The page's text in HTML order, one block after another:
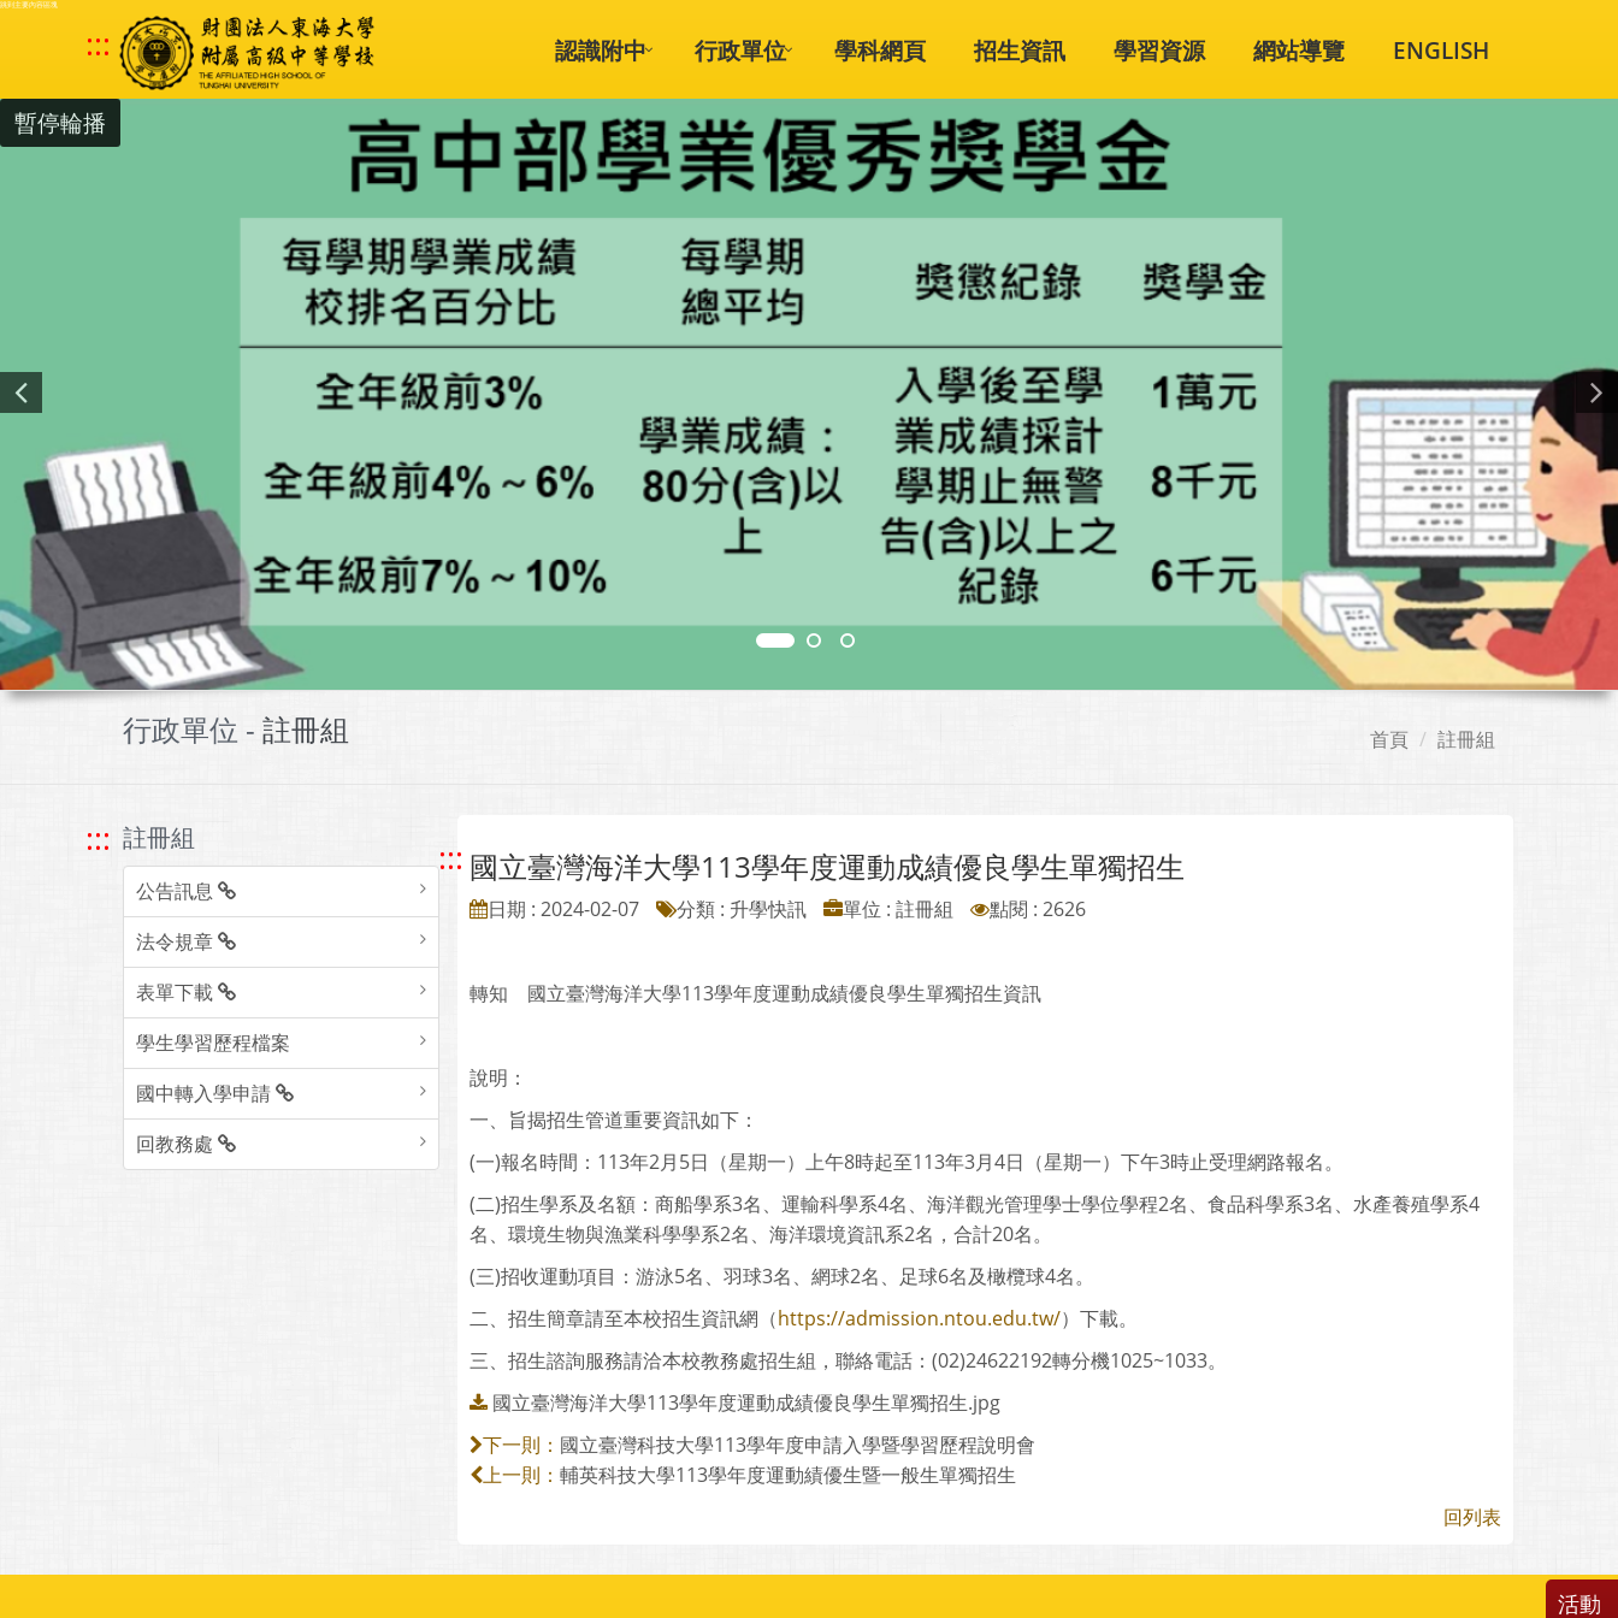
跳到主要內容區塊
::: 認識附中 行政單位 學科網頁 招生資訊 學習資源 網站導覽 ENGLISH
暫停輪播
行政單位 - 註冊組 首頁 註冊組
::: 註冊組
公告訊息
法令規章
表單下載
學生學習歷程檔案
國中轉入學申請
回教務處
::: 國立臺灣海洋大學113學年度運動成績優良學生單獨招生
日期 : 2024-02-07 分類 : 升學快訊 單位 : 註冊組 點閱 : 2626
轉知 國立臺灣海洋大學113學年度運動成績優良學生單獨招生資訊
說明：
一、旨揭招生管道重要資訊如下：
(一)報名時間：113年2月5日（星期一）上午8時起至113年3月4日（星期一）下午3時止受理網路報名。
(二)招生學系及名額：商船學系3名、運輸科學系4名、海洋觀光管理學士學位學程2名、食品科學系3名、水產養殖學系4
名、環境生物與漁業科學學系2名、海洋環境資訊系2名，合計20名。
(三)招收運動項目：游泳5名、羽球3名、網球2名、足球6名及橄欖球4名。
二、招生簡章請至本校招生資訊網（https://admission.ntou.edu.tw/）下載。
三、招生諮詢服務請洽本校教務處招生組，聯絡電話：(02)24622192轉分機1025~1033。
國立臺灣海洋大學113學年度運動成績優良學生單獨招生.jpg
下一則： 國立臺灣科技大學113學年度申請入學暨學習歷程說明會
上一則： 輔英科技大學113學年度運動績優生暨一般生單獨招生
回列表
活動